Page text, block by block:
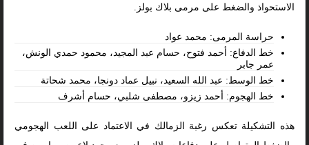
الاستحواذ والضغط على مرمى بلاك بولز.
حراسة المرمى: محمد عواد
خط الدفاع: أحمد فتوح، حسام عبد المجيد، محمود حمدي الونش،
عمر جابر
خط الوسط: عبد الله السعيد، نبيل عماد دونجا، محمد شحاتة
خط الهجوم: أحمد زيزو، مصطفى شلبي، حسام أشرف
هذه التشكيلة تعكس رغبة الزمالك في الاعتماد على اللعب الهجومي